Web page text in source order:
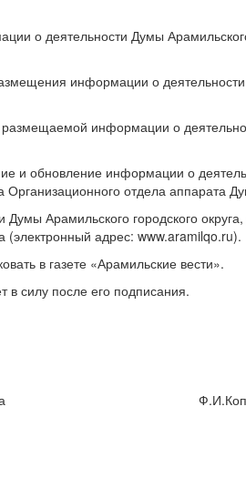
о деятельности Думы
информации о
информации о
и обновление информации о
Организационного отдела аппарата
Арамильского городского
(электронный адрес: www.aramilqo.ru).
в газете «Арамильские вести».
в силу после его подписания.
округа